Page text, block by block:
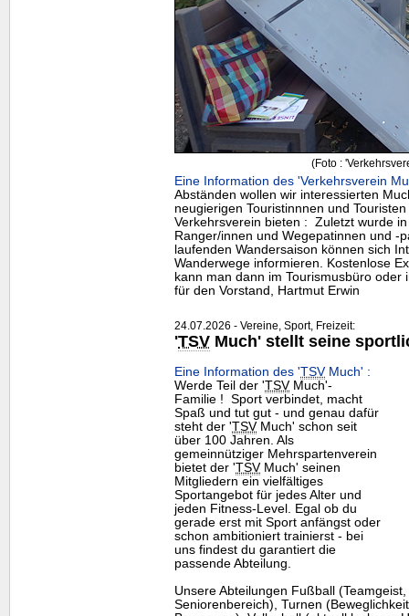
(Foto :
Eine Information des 'Verkehrsverein
Abständen wollen wir interessierten
neugierigen Touristinnnen und
Verkehrsverein bieten : Zuletzt wurde
Ranger/innen und Wegepatinnen und -
laufenden Wandersaison können sich
Wanderwege informieren. Kostenlose
kann man dann im Tourismusbüro oder
für den Vorstand, Hartmut Erwin
24.07.2026 - Vereine, Sport, Freizeit:
'TSV Much' stellt seine
Eine Information des 'TSVMuch' :
Werde Teil der 'TSVMuch'-
Familie ! Sport verbindet, macht
Spaß und tut gut - und genau dafür
steht der 'TSVMuch' schon seit
über 100 Jahren. Als
gemeinnütziger Mehrspartenverein
bietet der 'TSVMuch' seinen
Mitgliedern ein vielfältiges
Sportangebot für jedes Alter und
jeden Fitness-Level. Egal ob du
gerade erst mit Sport anfängst oder
schon ambitioniert trainierst - bei
uns findest du garantiert die
passende Abteilung.
Unsere Abteilungen Fußball
Seniorenbereich), Turnen